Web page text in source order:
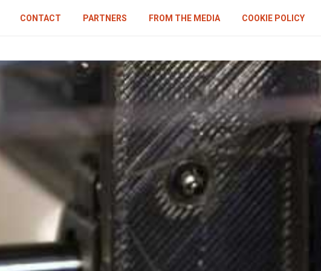
CONTACT PARTNERS FROM THE MEDIA COOKIE POLICY